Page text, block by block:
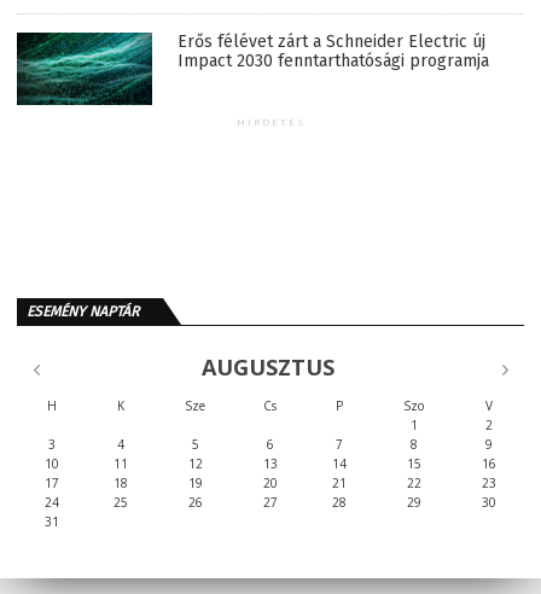
Erős félévet zárt a Schneider Electric új
Impact 2030 fenntarthatósági programja
HIRDETÉS
ESEMÉNY NAPTÁR
AUGUSZTUS
H K Sze Cs P Szo
V
1
2
3
4 5 6 7 8
9
10
11 12 13 14 15
16
17
18 19 20 21 22
23
24
25 26 27 28 29
30
31